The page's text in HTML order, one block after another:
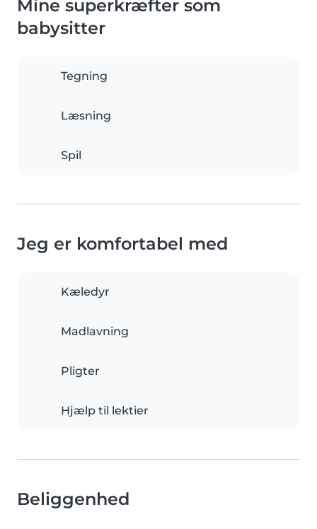
Mine superkræfter som
babysitter
Tegning
Læsning
Spil
Jeg er komfortabel med
Kæledyr
Madlavning
Pligter
Hjælp til lektier
Beliggenhed